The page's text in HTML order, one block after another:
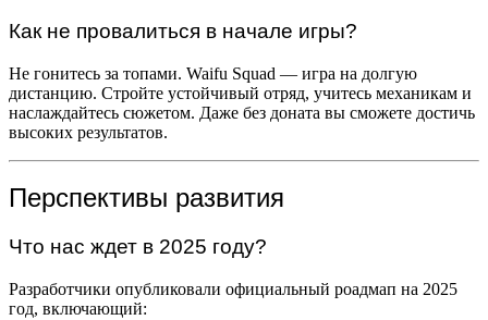
Как не провалиться в начале игры?
Не гонитесь за топами. Waifu Squad — игра на долгую
дистанцию. Стройте устойчивый отряд, учитесь механикам и
наслаждайтесь сюжетом. Даже без доната вы сможете достичь
высоких результатов.
Перспективы развития
Что нас ждет в 2025 году?
Разработчики опубликовали официальный роадмап на 2025
год, включающий: